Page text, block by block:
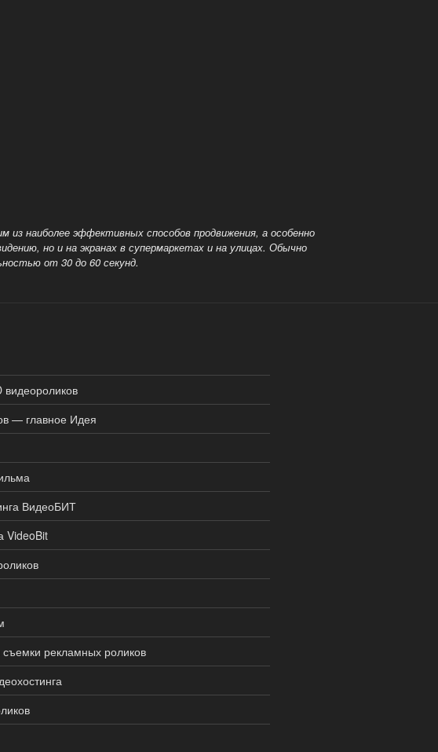
из наиболее эффективных способовпродвижения, а особенно
но и на экранах в супермаркетах и на улицах. Обычно
от 30 до 60 секунд.
— главное Идея
ВидеоБИТ
VideoBit
съемки рекламных роликов